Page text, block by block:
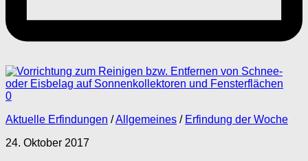
0
Aktuelle Erfindungen /Allgemeines / Erfindung der Woche
24. Oktober 2017